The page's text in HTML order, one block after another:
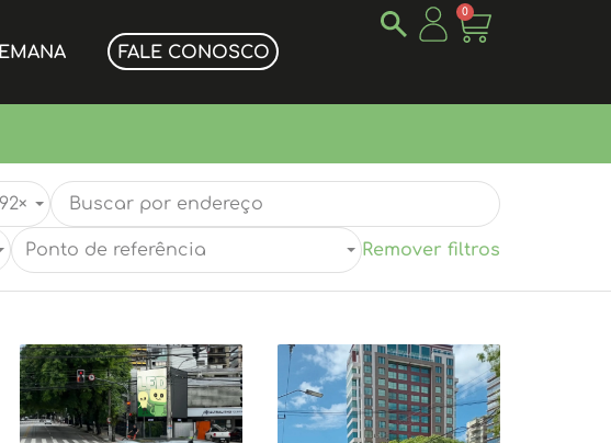
FALE CONOSCO
0
×
Ponto de referência Remover filtros